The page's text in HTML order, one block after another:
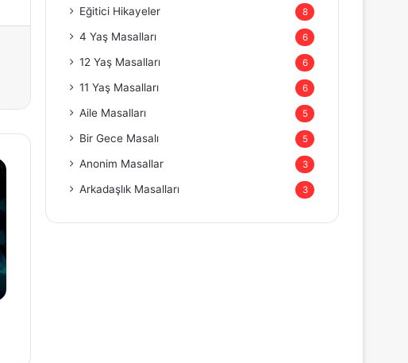
Eğitici Hikayeler 8
4 Yaş Masalları 6
12 Yaş Masalları 6
11 Yaş Masalları 6
Aile Masalları 5
Bir Gece Masalı 5
Anonim Masallar 3
Arkadaşlık Masalları 3